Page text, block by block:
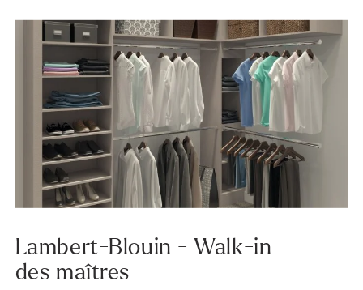
Lambert-Blouin - Walk-in
des maîtres